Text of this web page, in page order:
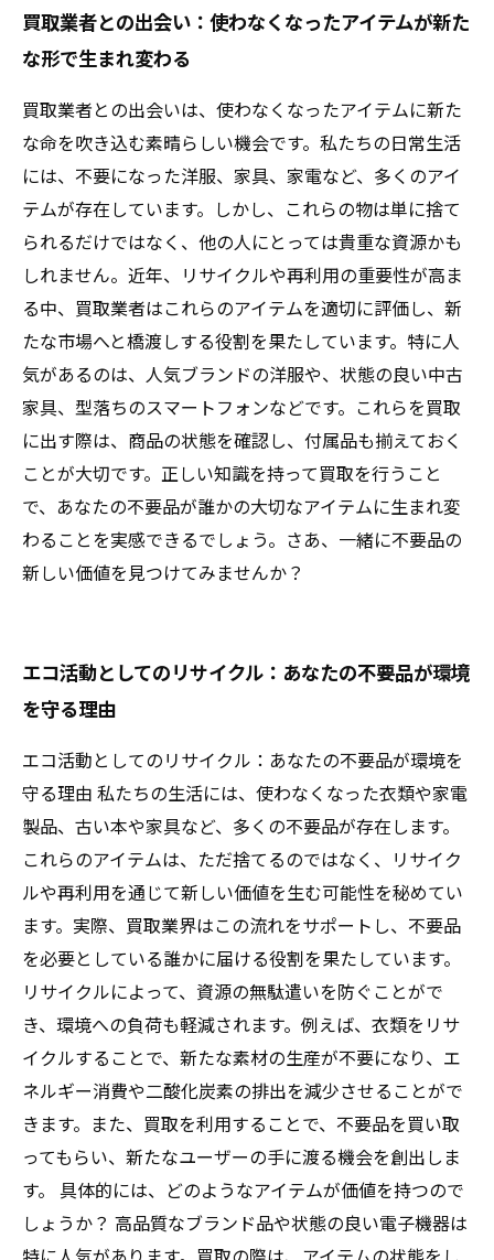
買取業者との出会い：使わなくなったアイテムが新た
な形で生まれ変わる
買取業者との出会いは、使わなくなったアイテムに新た
な命を吹き込む素晴らしい機会です。私たちの日常生活
には、不要になった洋服、家具、家電など、多くのアイ
テムが存在しています。しかし、これらの物は単に捨て
られるだけではなく、他の人にとっては貴重な資源かも
しれません。近年、リサイクルや再利用の重要性が高ま
る中、買取業者はこれらのアイテムを適切に評価し、新
たな市場へと橋渡しする役割を果たしています。特に人
気があるのは、人気ブランドの洋服や、状態の良い中古
家具、型落ちのスマートフォンなどです。これらを買取
に出す際は、商品の状態を確認し、付属品も揃えておく
ことが大切です。正しい知識を持って買取を行うこと
で、あなたの不要品が誰かの大切なアイテムに生まれ変
わることを実感できるでしょう。さあ、一緒に不要品の
新しい価値を見つけてみませんか？
エコ活動としてのリサイクル：あなたの不要品が環境
を守る理由
エコ活動としてのリサイクル：あなたの不要品が環境を
守る理由 私たちの生活には、使わなくなった衣類や家電
製品、古い本や家具など、多くの不要品が存在します。
これらのアイテムは、ただ捨てるのではなく、リサイク
ルや再利用を通じて新しい価値を生む可能性を秘めてい
ます。実際、買取業界はこの流れをサポートし、不要品
を必要としている誰かに届ける役割を果たしています。
リサイクルによって、資源の無駄遣いを防ぐことがで
き、環境への負荷も軽減されます。例えば、衣類をリサ
イクルすることで、新たな素材の生産が不要になり、エ
ネルギー消費や二酸化炭素の排出を減少させることがで
きます。また、買取を利用することで、不要品を買い取
ってもらい、新たなユーザーの手に渡る機会を創出しま
す。 具体的には、どのようなアイテムが価値を持つので
しょうか？ 高品質なブランド品や状態の良い電子機器は